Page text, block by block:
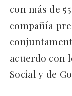
con más de
compañía
acuerdo con
Social y de